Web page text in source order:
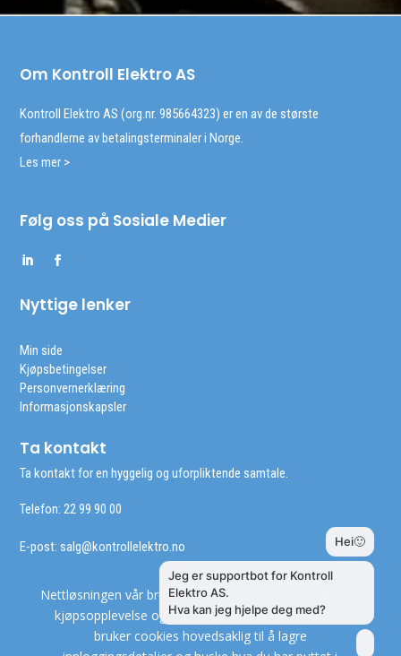
Om Kontroll Elektro AS
Kontroll Elektro AS (org.nr. 985664323) er en av de største
forhandlerne av betalingsterminaler i Norge.
Les mer >
Følg oss på Sosiale Medier
Nyttige lenker
Min side
Kjøpsbetingelser
Personvernerklæring
Informasjonskapsler
Ta kontakt
Ta kontakt for en hyggelig og uforpliktende samtale.
Telefon: 22 99 90 00
E-post: salg@kontrollelektro.no
Nettløsningen vår bruker cookies slik at du får en bedre
kjøpsopplevelse og vi kan yte deg bedre service. Vi
bruker cookies hovedsaklig til å lagre